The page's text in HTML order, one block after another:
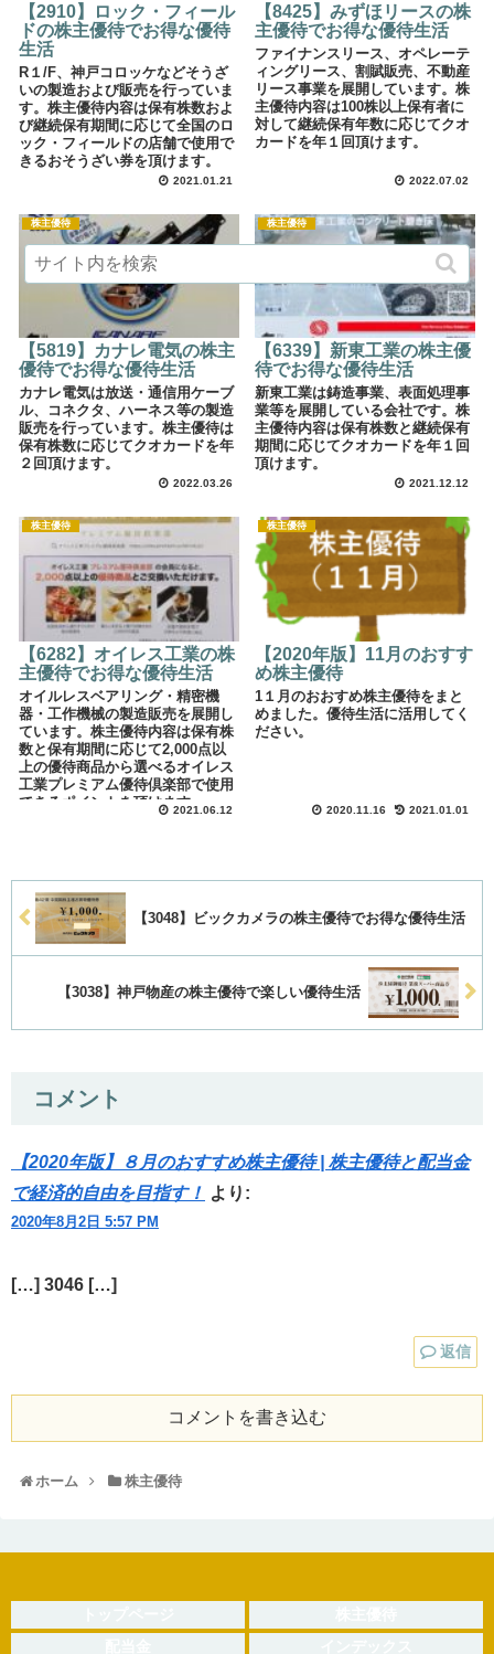
【2910】ロック・フィール
ドの株主優待でお得な優待
生活
R１/F、神戸コロッケなどそうざ
いの製造および販売を行っていま
す。株主優待内容は保有株数およ
び継続保有期間に応じて全国のロ
ック・フィールドの店舗で使用で
きるおそうざい券を頂けます。
2021.01.21
【8425】みずほリースの株
主優待でお得な優待生活
ファイナンスリース、オペレーテ
ィングリース、割賦販売、不動産
リース事業を展開しています。株
主優待内容は100株以上保有者に
対して継続保有年数に応じてクオ
カードを年１回頂けます。
2022.07.02
株主優待
【5819】カナレ電気の株主
優待でお得な優待生活
カナレ電気は放送・通信用ケーブ
ル、コネクタ、ハーネス等の製造
販売を行っています。株主優待は
保有株数に応じてクオカードを年
２回頂けます。
2022.03.26
株主優待
【6339】新東工業の株主優
待でお得な優待生活
新東工業は鋳造事業、表面処理事
業等を展開している会社です。株
主優待内容は保有株数と継続保有
期間に応じてクオカードを年１回
頂けます。
2021.12.12
株主優待
【6282】オイレス工業の株
主優待でお得な優待生活
オイルレスベアリング・精密機
器・工作機械の製造販売を展開し
ています。株主優待内容は保有株
数と保有期間に応じて2,000点以
上の優待商品から選べるオイレス
工業プレミアム優待倶楽部で使用
できるポイントを頂けます。
2021.06.12
株主優待
【2020年版】11月のおすす
め株主優待
1１月のおおすめ株主優待をまと
めました。優待生活に活用してく
ださい。
2020.11.16 2021.01.01
【3048】ビックカメラの株主優待でお得な優待生活
【3038】神戸物産の株主優待で楽しい優待生活
コメント
【2020年版】８月のおすすめ株主優待 | 株主優待と配当金
で経済的自由を目指す！ より:
2020年8月2日 5:57 PM
[…] 3046 […]
返信
コメントを書き込む
ホーム 株主優待